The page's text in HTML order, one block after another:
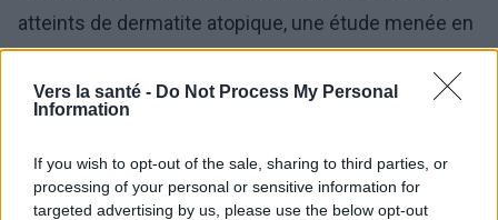
Vers la santé - Do Not Process My Personal
Information
If you wish to opt-out of the sale, sharing to third parties, or
processing of your personal or sensitive information for
targeted advertising by us, please use the below opt-out
atteints de dermatite atopique, une étude menée en
2022 par l'Académie européenne de dermatologie
(EADV) la situe entre 2 et 17 %, avec un taux réel de
de patients de plus de 16 ans, majoritairement des
femmes [4].